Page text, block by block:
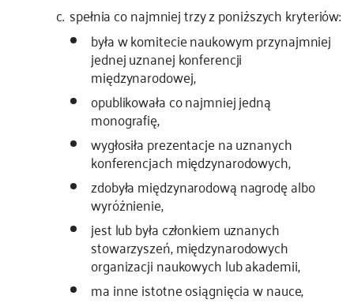
spełnia co najmniej trzy z poniższych kryteriów:
była w komitecie naukowym przynajmniej
jednej uznanej konferencji
międzynarodowej,
opublikowała co najmniej jedną
monografię,
wygłosiła prezentacje na uznanych
konferencjach międzynarodowych,
zdobyła międzynarodową nagrodę albo
wyróżnienie,
jest lub była członkiem uznanych
stowarzyszeń, międzynarodowych
organizacji naukowych lub akademii,
ma inne istotne osiągnięcia w nauce,